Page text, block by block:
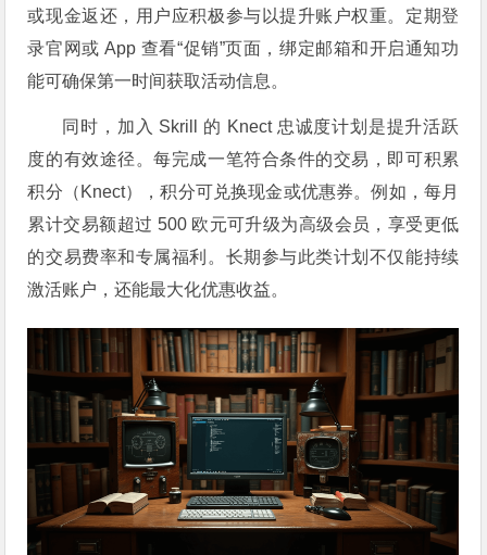
或现金返还，用户应积极参与以提升账户权重。定期登
录官网或 App 查看“促销”页面，绑定邮箱和开启通知功
能可确保第一时间获取活动信息。
同时，加入 Skrill 的 Knect 忠诚度计划是提升活跃
度的有效途径。每完成一笔符合条件的交易，即可积累
积分（Knect），积分可兑换现金或优惠券。例如，每月
累计交易额超过 500 欧元可升级为高级会员，享受更低
的交易费率和专属福利。长期参与此类计划不仅能持续
激活账户，还能最大化优惠收益。